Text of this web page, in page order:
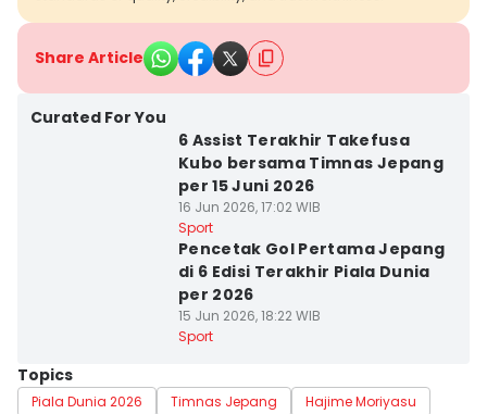
Share Article
Curated For You
6 Assist Terakhir Takefusa
Kubo bersama Timnas Jepang
per 15 Juni 2026
16 Jun 2026, 17:02 WIB
Sport
Pencetak Gol Pertama Jepang
di 6 Edisi Terakhir Piala Dunia
per 2026
15 Jun 2026, 18:22 WIB
Sport
Topics
Piala Dunia 2026 Timnas Jepang
Hajime Moriyasu